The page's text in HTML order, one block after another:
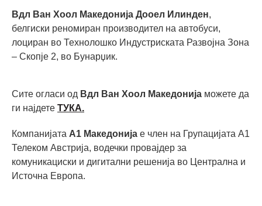
Вдл Ван Хоол Македонија Дооел Илинден,
белгиски реномиран производител на автобуси,
лоциран во Технолошко Индустриската Развојна Зона
– Скопје 2, во Бунарџик.
Сите огласи од Вдл Ван Хоол Македонија можете да
ги најдете ТУКА.
Компанијата А1 Македонија е член на Групацијата А1
Телеком Австрија, водечки провајдер за
комуникациски и дигитални решенија во Централна и
Источна Европа.